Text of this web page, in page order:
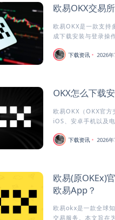
欧易OKX交易
欧易OKX是一款支持
成下载安装与登录操
下载资讯 2026
OKX怎么下载
欧易OKX（OKX官方
iOS、安卓手机以及
下载资讯 2026
欧易(原OKEx)
欧易App？
欧易okx是一款全球
交易服务。本文旨在